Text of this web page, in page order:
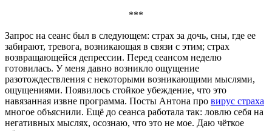
***
Запрос на сеанс был в следующем: страх за дочь, сны, где ее
забирают, тревога, возникающая в связи с этим; страх
возвращающейся депрессии. Перед сеансом неделю
готовилась. У меня давно возникло ощущение
разотождествления с некоторыми возникающими мыслями,
ощущениями. Появилось стойкое убеждение, что это
навязанная извне программа. Посты Антона про вирус страха
многое объяснили. Ещё до сеанса работала так: ловлю себя на
негативных мыслях, осознаю, что это не мое. Даю чёткое